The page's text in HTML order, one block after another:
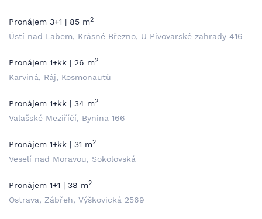
Pronájem 3+1 | 85 m2
Ústí nad Labem, Krásné Březno, U Pivovarské zahrady 416
Pronájem 1+kk | 26 m2
Karviná, Ráj, Kosmonautů
Pronájem 1+kk | 34 m2
Valašské Meziříčí, Bynina 166
Pronájem 1+kk | 31 m2
Veselí nad Moravou, Sokolovská
Pronájem 1+1 | 38 m2
Ostrava, Zábřeh, Výškovická 2569